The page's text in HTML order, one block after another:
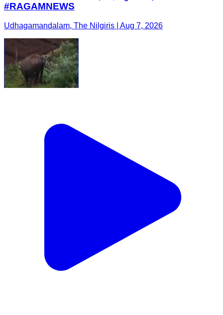
#RAGAMNEWS
Udhagamandalam, The Nilgiris | Aug 7, 2026